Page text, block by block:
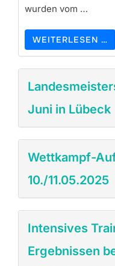
wurden vom …
WEITERLESEN …
Juni in Lübeck
Wettkampf-
10./11.05.2025
Intensives
Ergebnissen